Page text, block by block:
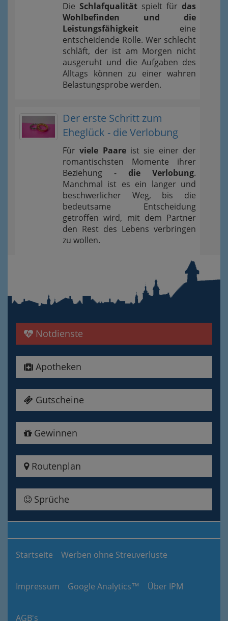
Die Schlafqualität spielt für das
Wohlbefinden und die
Leistungsfähigkeit eine
entscheidende Rolle. Wer schlecht
schläft, der ist am Morgen nicht
ausgeruht und die Aufgaben des
Alltags können zu einer wahren
Belastungsprobe werden.
Der erste Schritt zum
Eheglück - die Verlobung
Fürviele Paareist sie einer der
romantischsten Momente ihrer
Beziehung - die Verlobung.
Manchmal ist es ein langer und
beschwerlicher Weg, bis die
bedeutsame Entscheidung
getroffen wird, mit dem Partner
den Rest des Lebens verbringen
zu wollen.
Notdienste
Apotheken
Gutscheine
Gewinnen
Routenplan
Sprüche
Startseite Werben ohne Streuverluste
Impressum Google Analytics™ Über IPM
AGB's